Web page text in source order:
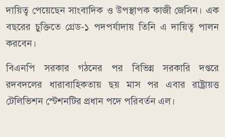
দায়িত্ব পেয়েছেন সাংবাদিক ও উপস্থাপক কাজী জেসিন। এক
বছরের চুক্তিতে গ্রেড-১ পদপর্যাদায় তিনি এ দায়িত্ব পালন
করবেন।
বিএনপি সরকার গঠনের পর বিভিন্ন সরকারি দপ্তরে
রদবদলের ধারাবাহিকতায় ছয় মাস পর এবার রাষ্ট্রায়ত্ত
টেলিভিশন স্টেশনটির প্রধান পদে পরিবর্তন এল।